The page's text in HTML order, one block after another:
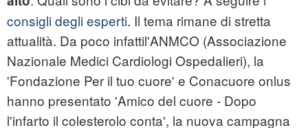
consigli degli esperti. Il tema rimane di stretta
attualità. Da poco infattil'ANMCO (Associazione
Nazionale Medici Cardiologi Ospedalieri), la
'Fondazione Per il tuo cuore' e Conacuore onlus
hanno presentato 'Amico del cuore - Dopo
l'infarto il colesterolo conta', la nuova campagna